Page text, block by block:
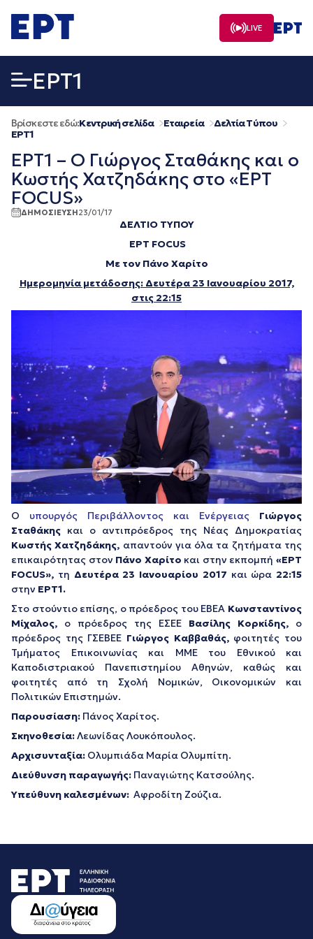
σε
περιεχόμενο
LIVE
EΡΤ1
Βρίσκεστε εδώ:Κεντρική σελίδα Εταιρεία
Δελτία Τύπου
EΡΤ1
ΕΡΤ1 – Ο Γιώργος Σταθάκης και ο
Κωστής Χατζηδάκης στο «ΕΡΤ
FOCUS»
ΔΗΜΟΣΙΕΥΣΗ23/01/17
ΔΕΛΤΙΟ ΤΥΠΟΥ
ΕΡΤ FOCUS
Με τον Πάνο Χαρίτο
Ημερομηνία μετάδοσης: Δευτέρα 23 Ιανουαρίου 2017,
στις 22:15
Ο υπουργός Περιβάλλοντος και Ενέργειας
Γιώργος
Σταθάκης και ο αντιπρόεδρος της Νέας Δημοκρατίας
Κωστής Χατζηδάκης, απαντούν για όλα τα ζητήματα της
επικαιρότητας στον Πάνο Χαρίτο και στην εκπομπή«ΕΡΤ
FOCUS», τη Δευτέρα 23 Ιανουαρίου 2017 και ώρα 22:15
στην ΕΡΤ1.
Στο στούντιο επίσης, ο πρόεδρος του ΕΒΕΑ Κωνσταντίνος
Μίχαλος, ο πρόεδρος της ΕΣΕΕ Βασίλης Κορκίδης, ο
πρόεδρος της ΓΣΕΒΕΕ Γιώργος Καββαθάς,φοιτητές του
Τμήματος Επικοινωνίας και ΜΜΕ του Εθνικού και
Καποδιστριακού Πανεπιστημίου Αθηνών, καθώς και
φοιτητές από τη Σχολή Νομικών, Οικονομικών και
Πολιτικών Επιστημών.
Παρουσίαση: Πάνος Χαρίτος.
Σκηνοθεσία:Λεωνίδας Λουκόπουλος.
Αρχισυνταξία: Ολυμπιάδα Μαρία Ολυμπίτη.
Διεύθυνση παραγωγής: Παναγιώτης Κατσούλης.
Υπεύθυνη καλεσμένων: Αφροδίτη Ζούζια.